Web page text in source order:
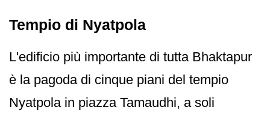
Tempio di Nyatpola
L'edificio più importante di tutta Bhaktapur
è la pagoda di cinque piani del tempio
Nyatpola in piazza Tamaudhi, a soli